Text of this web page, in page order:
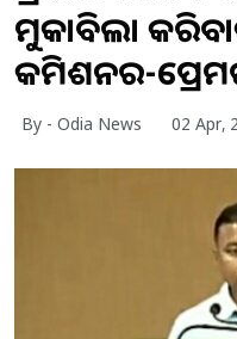
ମୁକାବିଲା
କମିଶନର-
By - Odia News 02 Apr,